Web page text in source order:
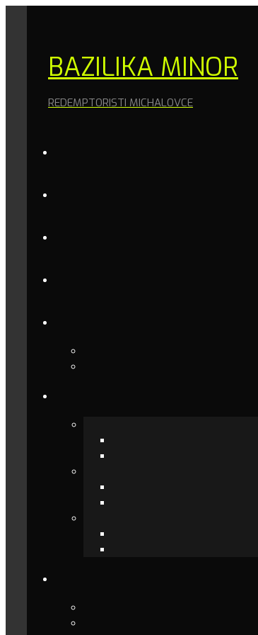
BAZILIKA MINOR
REDEMPTORISTI MICHALOVCE